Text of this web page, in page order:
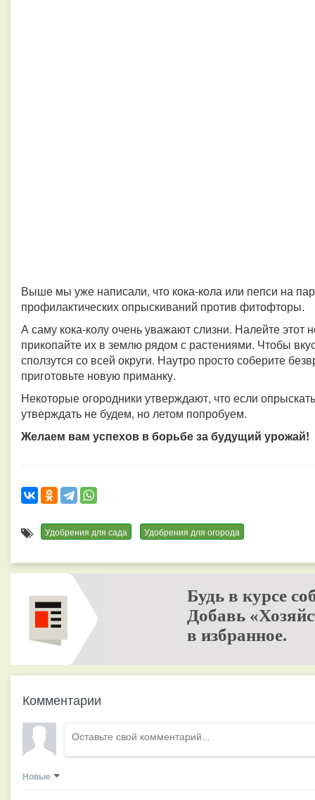
Выше мы уже написали, что кока-кола или пепси на
профилактических опрыскиваний против фитофторы.
А саму кока-колу очень уважают слизни. Налейте
прикопайте их в землю рядом с растениями. Чтобы
сползутся со всей округи. Наутро просто соберите
приготовьте новую приманку.
Некоторые огородники утверждают, что если
утверждать не будем, но летом попробуем.
Желаем вам успехов в борьбе за будущий урожай!
Удобрения для сада Удобрения для огорода
Будь в курсе
Добавь
в избранное.
Комментарии
Новые